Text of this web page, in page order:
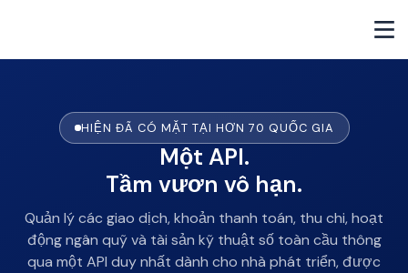
HIỆN ĐÃ CÓ MẶT TẠI HƠN 70 QUỐC GIA
Một API.
Tầm vươn vô hạn.
Quản lý các giao dịch, khoản thanh toán, thu chi, hoạt
động ngân quỹ và tài sản kỹ thuật số toàn cầu thông
qua một API duy nhất dành cho nhà phát triển, được